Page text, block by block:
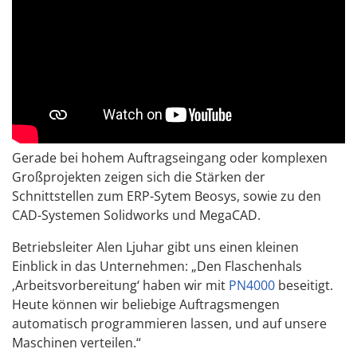
Gerade bei hohem Auftragseingang oder komplexen
Großprojekten zeigen sich die Stärken der
Schnittstellen zum ERP-Sytem Beosys, sowie zu den
CAD-Systemen Solidworks und MegaCAD.
Betriebsleiter Alen Ljuhar gibt uns einen kleinen
Einblick in das Unternehmen: „Den Flaschenhals
‚Arbeitsvorbereitung‘ haben wir mit PN4000 beseitigt.
Heute können wir beliebige Auftragsmengen
automatisch programmieren lassen, und auf unsere
Maschinen verteilen.“